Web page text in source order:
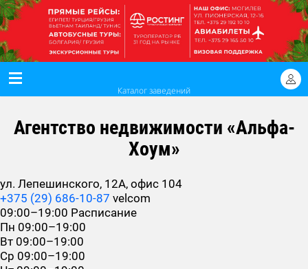
Каталог заведений
Агентство недвижимости «Альфа-
Хоум»
ул. Лепешинского, 12А, офис 104
+375 (29) 686-10-87 velcom
09:00–19:00 Расписание
Пн 09:00–19:00
Вт 09:00–19:00
Ср 09:00–19:00